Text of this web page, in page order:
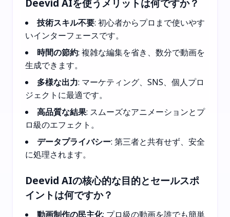
Deevid AIを使うメリットは何ですか？
技術スキル不要: 初心者からプロまで使いやす
いインターフェースです。
時間の節約: 複雑な編集を省き、数分で動画を
生成できます。
多様な出力: マーケティング、SNS、個人プロ
ジェクトに最適です。
高品質な結果: スムーズなアニメーションとプ
ロ級のエフェクト。
データプライバシー: 第三者と共有せず、安全
に処理されます。
Deevid AIの核心的な目的とセールスポ
イントは何ですか？
動画制作の民主化: プロ級の動画を誰でも簡単